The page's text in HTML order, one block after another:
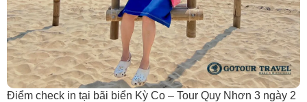
Điểm check in tại bãi biển Kỳ Co – Tour Quy Nhơn 3 ngày 2